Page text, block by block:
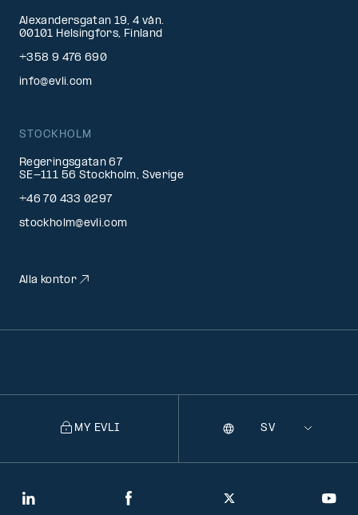
Alexandersgatan 19, 4 vån.
00101 Helsingfors, Finland
+358 9 476 690
info@evli.com
STOCKHOLM
Regeringsgatan 67
SE-111 56 Stockholm, Sverige
+46 70 433 0297
stockholm@evli.com
Alla kontor
LinkedIn Facebook Twitter
MY EVLI
Selecting
Språk